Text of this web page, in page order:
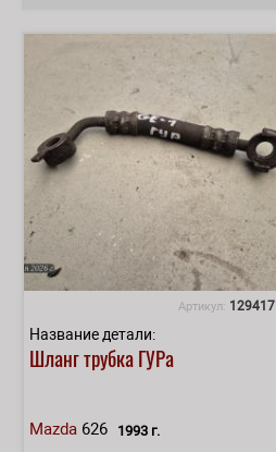
Артикул: 129417
Название детали:
Шланг трубка ГУРа
Mazda 626 1993 г.